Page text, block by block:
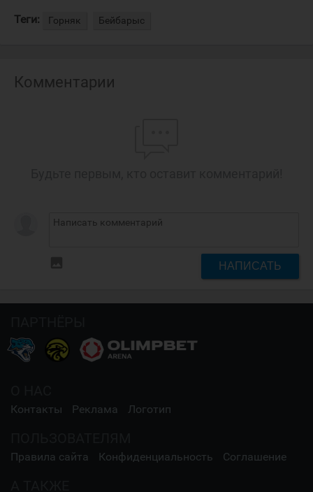
Теги: Горняк Бейбарыс
Комментарии
НАПИСАТЬ
Контакты Реклама Логотип
Правила сайта Конфиденциальность Соглашение